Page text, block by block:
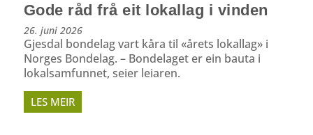
Gode råd frå eit lokallag i vinden
26. juni 2026
Gjesdal bondelag vart kåra til «årets lokallag» i
Norges Bondelag. – Bondelaget er ein bauta i
lokalsamfunnet, seier leiaren.
LES MEIR